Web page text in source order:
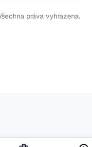
práva vyhrazena.